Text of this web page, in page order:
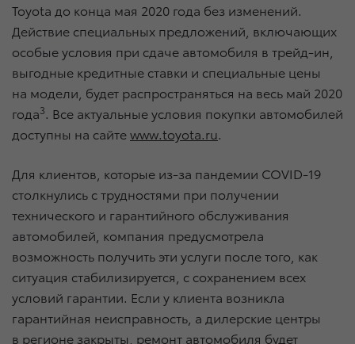
Toyota до конца мая 2020 года без изменений.
Действие специальных предложений, включающих
особые условия при сдаче автомобиля в трейд-ин,
выгодные кредитные ставки и специальные цены
на модели, будет распространяться на весь май 2020
года3. Все актуальные условия покупки автомобилей
доступны на сайтеwww.toyota.ru.
Для клиентов, которые из-за пандемии COVID-19
столкнулись с трудностями при получении
технического и гарантийного обслуживания
автомобилей, компания предусмотрела
возможность получить эти услуги после того, как
ситуация стабилизируется, с сохранением всех
условий гарантии. Если у клиента возникла
гарантийная неисправность, а дилерские центры
в регионе закрыты, ремонт автомобиля будет